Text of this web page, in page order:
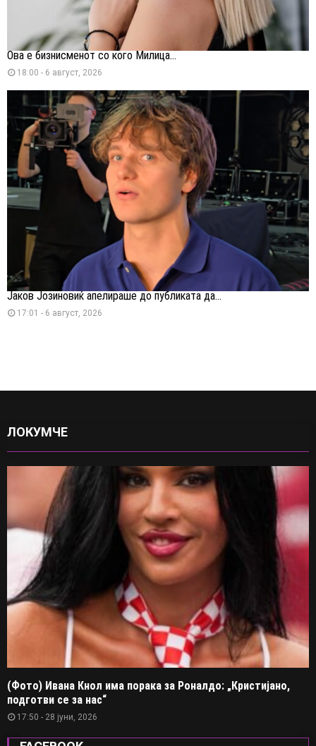
Ова е бизнисменот со кого Милица...
18:00 - 6 август, 2026
Јаков Јозиновиќ апелираше до публиката да...
17:01 - 6 август, 2026
ЛОКУМЧЕ
(Фото) Ивана Кнол има порака за Роналдо: „Кристијано,
подготви се за нас“
17:50 - 28 јуни, 2026